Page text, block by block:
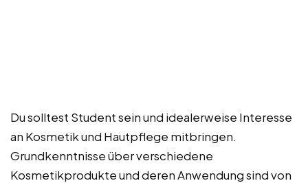
Du solltest Student sein und idealerweise Interesse
an Kosmetik und Hautpflege mitbringen.
Grundkenntnisse über verschiedene
Kosmetikprodukte und deren Anwendung sind von